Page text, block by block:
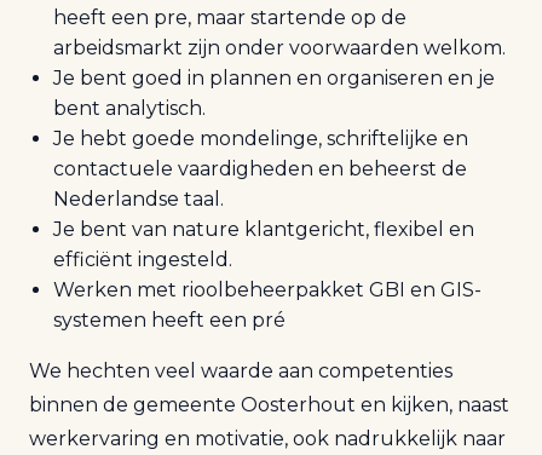
heeft een pre, maar startende op de
arbeidsmarkt zijn onder voorwaarden welkom.
Je bent goed in plannen en organiseren en je
bent analytisch.
Je hebt goede mondelinge, schriftelijke en
contactuele vaardigheden en beheerst de
Nederlandse taal.
Je bent van nature klantgericht, flexibel en
efficiënt ingesteld.
Werken met rioolbeheerpakket GBI en GIS-
systemen heeft een pré
We hechten veel waarde aan competenties
binnen de gemeente Oosterhout en kijken, naast
werkervaring en motivatie, ook nadrukkelijk naar